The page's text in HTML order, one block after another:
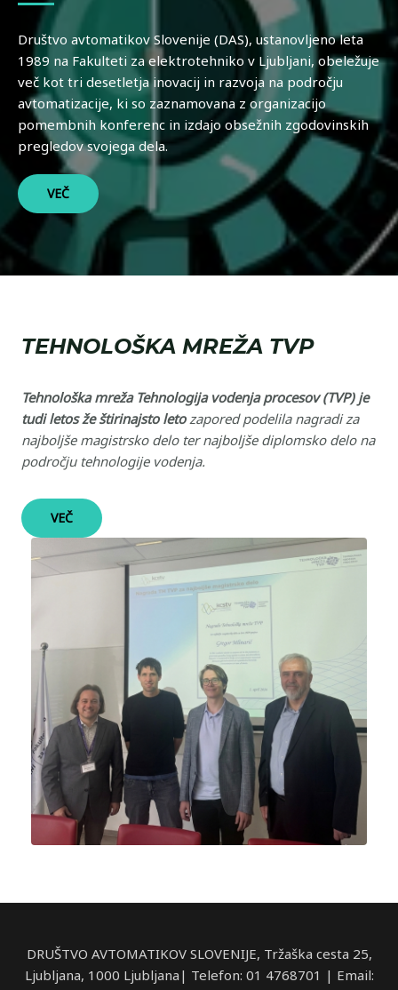
Društvo avtomatikov Slovenije (DAS), ustanovljeno leta
1989 na Fakulteti za elektrotehniko v Ljubljani, obeležuje
več kot tri desetletja inovacij in razvoja na področju
avtomatizacije, ki so zaznamovana z organizacijo
pomembnih konferenc in izdajo obsežnih zgodovinskih
pregledov svojega dela.
VEČ
TEHNOLOŠKA MREŽA TVP
Tehnološka mreža Tehnologija vodenja procesov (TVP) je
tudi letos že štirinajsto letozapored podelila nagradi za
najboljše magistrsko delo ter najboljše diplomsko delo na
področju tehnologije vodenja.
VEČ
DRUŠTVO AVTOMATIKOV SLOVENIJE, Tržaška cesta 25,
Ljubljana, 1000 Ljubljana| Telefon: 01 4768701 | Email: